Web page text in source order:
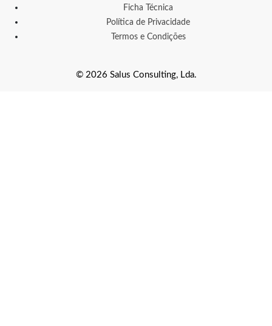
Ficha Técnica
Política de Privacidade
Termos e Condições
© 2026 Salus Consulting, Lda.